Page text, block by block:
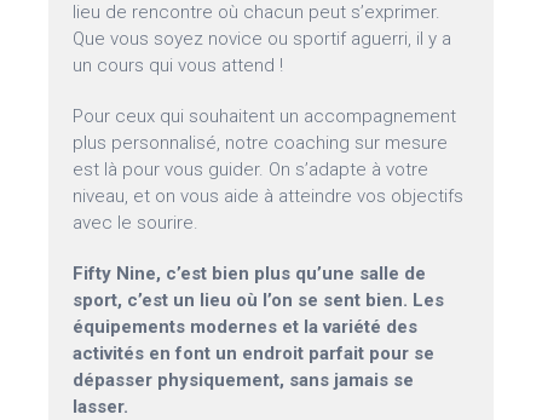
lieu de rencontre où chacun peut s’exprimer.
Que vous soyez novice ou sportif aguerri, il y a
un cours qui vous attend !
Pour ceux qui souhaitent un accompagnement
plus personnalisé, notre coaching sur mesure
est là pour vous guider. On s’adapte à votre
niveau, et on vous aide à atteindre vos objectifs
avec le sourire.
Fifty Nine, c’est bien plus qu’une salle de
sport, c’est un lieu où l’on se sent bien. Les
équipements modernes et la variété des
activités en font un endroit parfait pour se
dépasser physiquement, sans jamais se
lasser.